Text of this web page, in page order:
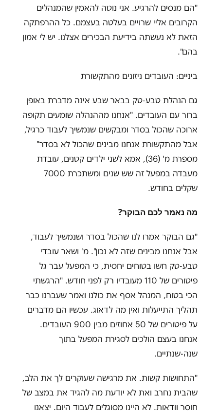
"הם מנסים להרגיע. אני נוטה להאמין שהמנהלים
הקרובים אליי שרויים בעלטה בעצמם. כל ההרפתקה
הזאת לא נעשתה בידיעת הבכירים אצלנו. יש לי אמון
בהם".
ביניים: העובדים ניזונים מהתקשורת
גם הנהלת טבע-טק בבאר שבע אינה מדברת באופן
ברור עם העובדים. "אנחנו מההנהלה שומעים תקופה
ארוכה שהכול בסדר ומבקשים שנמשיך לעבוד כרגיל,
אבל מהתקשורת אנחנו מבינים שהכול לא בסדר"
מספרת מ' (36), אמא לשני ילדים קטנים, עובדת
מעבדה במפעל זה שש שנים ומשתכרת 7000
שקלים בחודש.
מה נאמר לכם הבוקר?
"גם הבוקר אמרו לנו שהכול בסדר ושנמשיך לעבוד,
אבל אנחנו מבינים שזה לא נכון". מ' ושאר עובדי
טבע-טק חשו בטוחים יחסית, כי המפעל עבר גל
פיטורים של 110 מעובדיו רק לפני חודש. "הרגשתי
הכי בטוח, המנהל אסף את כולנו ואמר שעברנו כבר
תהליך התייעלות ואין מה לדאוג. עכשיו הם מדברים
על פיטורים של 50 אחוזים מבין 900 העובדים.
אנחנו בעצם הולכים לסגירת המפעל בתוך
שנה-שנתיים.
"התחושות קשות. את מרגישה שעוקרים לך את הלב,
שהבית נחרב ואת לא יודעת מה להגיד את במצב של
חוסר וודאות. לא היינו מסוגלים לעבוד היום. יצאנו